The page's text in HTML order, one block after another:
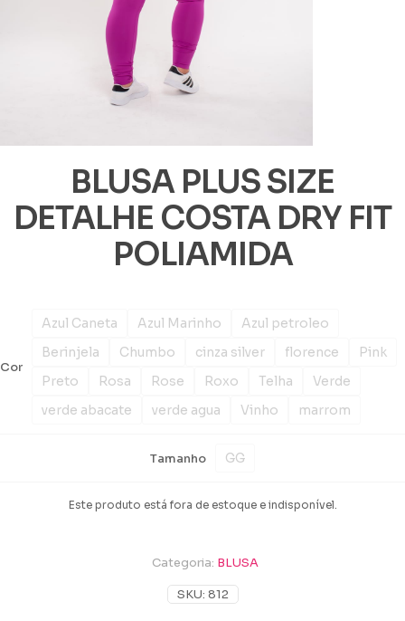
BLUSA PLUS SIZE
DETALHE COSTA DRY FIT
POLIAMIDA
Cor
Azul Caneta Azul Marinho
Azul petroleo
Berinjela
Chumbo cinza silver florence
Pink
Preto
Rosa Rose Roxo Telha
Verde
verde abacate
verde agua Vinho marrom
Tamanho GG
Este produto está fora de estoque e indisponível.
SKU: 812
Categoria: BLUSA